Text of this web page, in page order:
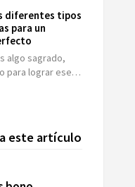
diferentes tipos
para un
algo sagrado,
para lograr ese…
este artículo